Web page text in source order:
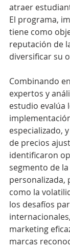
atraer
El programa,
tiene como
reputación de
diversificar su
Combinando
expertos y
estudio evalúa
especializado,
de precios
identificaron
segmento de
personalizada,
como la
los desafíos
marketing
marcas